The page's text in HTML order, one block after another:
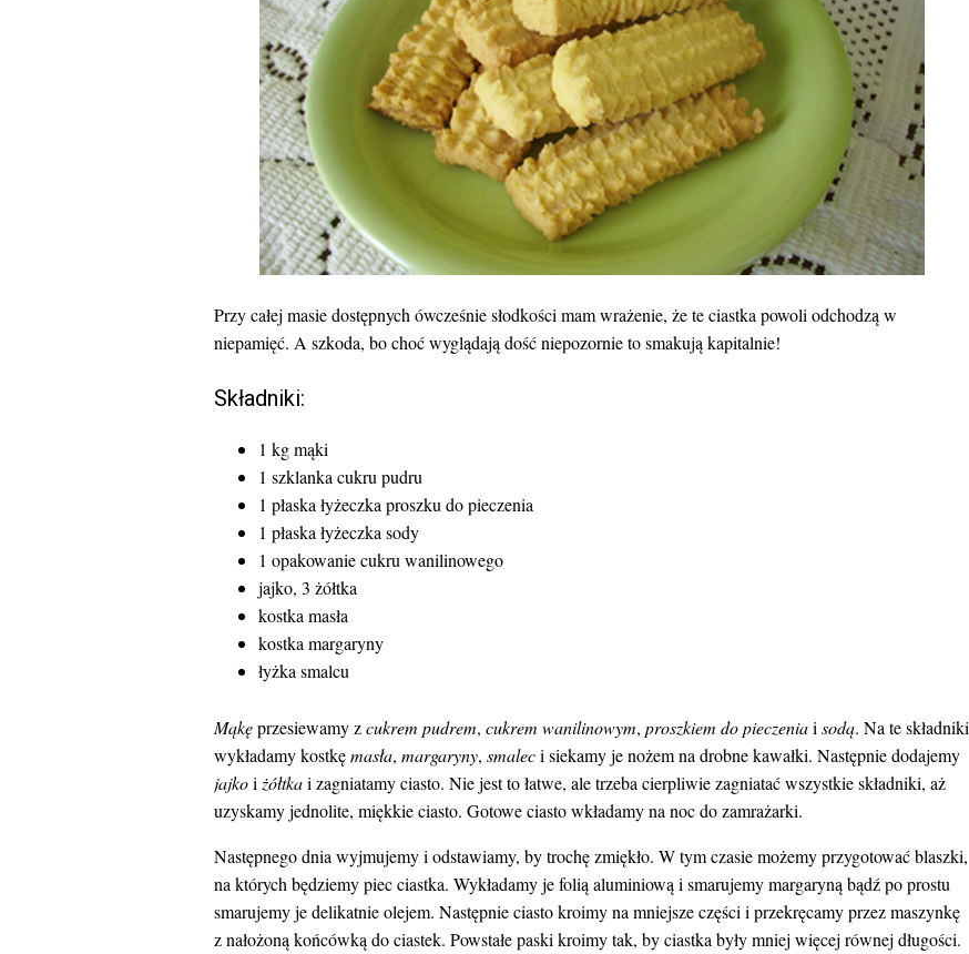
Przy całej masie dostępnych ówcześnie słodkości mam wrażenie, że te ciastka powoli odchodzą w
niepamięć. A szkoda, bo choć wyglądają dość niepozornie to smakują kapitalnie!
Składniki:
1 kg mąki
1 szklanka cukru pudru
1 płaska łyżeczka proszku do pieczenia
1 płaska łyżeczka sody
1 opakowanie cukru wanilinowego
jajko, 3 żółtka
kostka masła
kostka margaryny
łyżka smalcu
Mąkęprzesiewamy zcukrem pudrem, cukrem wanilinowym, proszkiem do pieczeniai sodą. Na te składniki
wykładamy kostkęmasła, margaryny, smaleci siekamy je nożem na drobne kawałki. Następnie dodajemy
jajkoi żółtkai zagniatamy ciasto. Nie jest to łatwe, ale trzeba cierpliwie zagniatać wszystkie składniki, aż
uzyskamy jednolite, miękkie ciasto. Gotowe ciasto wkładamy na noc do zamrażarki.
Następnego dnia wyjmujemy i odstawiamy, by trochę zmiękło. W tym czasie możemy przygotować blaszki,
na których będziemy piec ciastka. Wykładamy je folią aluminiową i smarujemy margaryną bądź po prostu
smarujemy je delikatnie olejem. Następnie ciasto kroimy na mniejsze części i przekręcamy przez maszynkę
z nałożoną końcówką do ciastek. Powstałe paski kroimy tak, by ciastka były mniej więcej równej długości.